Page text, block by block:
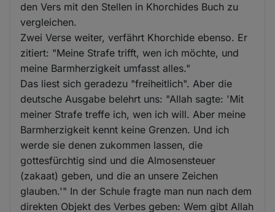
den Vers mit den Stellen in Khorchides Buch zu
vergleichen.
Zwei Verse weiter, verfährt Khorchide ebenso. Er
zitiert: "Meine Strafe trifft, wen ich möchte, und
meine Barmherzigkeit umfasst alles."
Das liest sich geradezu "freiheitlich". Aber die
deutsche Ausgabe belehrt uns: "Allah sagte: 'Mit
meiner Strafe treffe ich, wen ich will. Aber meine
Barmherzigkeit kennt keine Grenzen. Und ich
werde sie denen zukommen lassen, die
gottesfürchtig sind und die Almosensteuer
(zakaat) geben, und die an unsere Zeichen
glauben.'" In der Schule fragte man nun nach dem
direkten Objekt des Verbes geben: Wem gibt Allah